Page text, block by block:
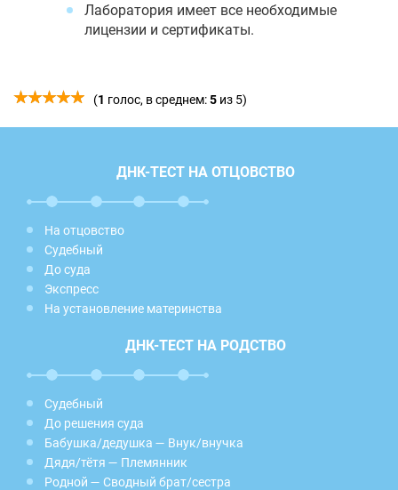
Лаборатория имеет все необходимые
лицензии и сертификаты.
(1 голос, в среднем:5 из 5)
ДНК-ТЕСТ НА ОТЦОВСТВО
На отцовство
Судебный
До суда
Экспресс
На установление материнства
ДНК-ТЕСТ НА РОДСТВО
Судебный
До решения суда
Бабушка/дедушка — Внук/внучка
Дядя/тётя — Племянник
Родной — Сводный брат/сестра